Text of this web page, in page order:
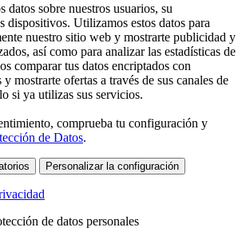
datos sobre nuestros usuarios, su
dispositivos. Utilizamos estos datos para
nuestro sitio web y mostrarte publicidad y
así como para analizar las estadísticas de
comparar tus datos encriptados con
mostrarte ofertas a través de sus canales de
si ya utilizas sus servicios.
comprueba tu configuración y
de Datos.
Personalizar la configuración
de datos personales